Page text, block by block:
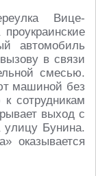
Вице-
автомобиль
в связи
смесью.
машиной без
сотрудникам
выход с
улицу Бунина.
оказывается